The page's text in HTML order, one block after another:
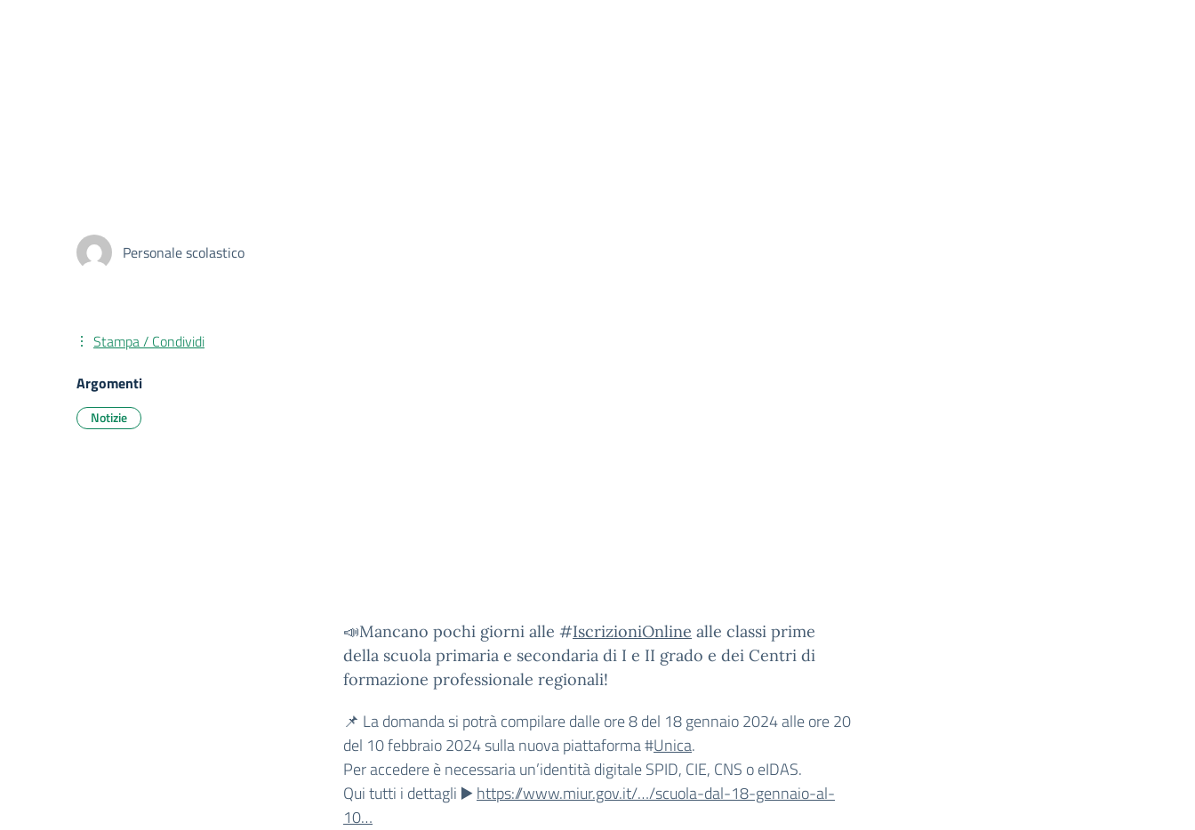
Personale scolastico
📣Mancano pochi giorni alle #IscrizioniOnline alle classi prime
della scuola primaria e secondaria di I e II grado e dei Centri di
formazione professionale regionali!
📌 La domanda si potrà compilare dalle ore 8 del 18 gennaio 2024 alle ore 20
del 10 febbraio 2024 sulla nuova piattaforma #Unica.
Per accedere è necessaria un’identità digitale SPID, CIE, CNS o eIDAS.
Qui tutti i dettagli ▶️https://www.miur.gov.it/…/scuola-dal-18-gennaio-al-
10…
Stampa / Condividi
Argomenti
Notizie